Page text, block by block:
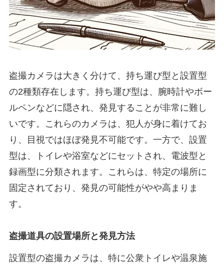
盗撮カメラは大きく分けて、持ち運び型と設置型
の2種類存在します。持ち運び型は、腕時計やボー
ルペンなどに隠され、発見することが非常に難し
いです。これらのカメラは、犯人が身に着けてお
り、目視ではほぼ発見不可能です。一方で、設置
型は、トイレや浴室などにセットされ、電波型と
録画型に分類されます。これらは、特定の場所に
固定されており、発見の可能性がやや高まりま
す。
盗撮道具の設置場所と発見方法
設置型の盗撮カメラは、特に公衆トイレや温泉施